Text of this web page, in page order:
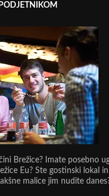
Brežice? Imate posebno
Eu? Ste gostinski lokal
malice jim nudite